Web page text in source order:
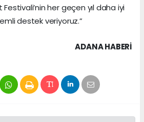
her geçen yıl daha iyi
destek veriyoruz.”
ADANA HABERİ